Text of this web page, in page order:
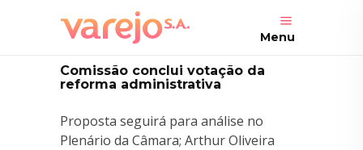
Menu
Comissão conclui votação da
reforma administrativa
Proposta seguirá para análise no
Plenário da Câmara; Arthur Oliveira